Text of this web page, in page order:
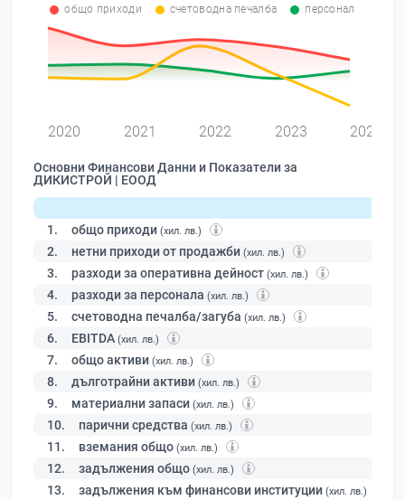
общо приходи счетоводна печалба персонал
2020 2021 2022 2023 2024
Основни Финансови Данни и Показатели за
ДИКИСТРОЙ | ЕООД
1. общо приходи (хил. лв.)
2. нетни приходи от продажби (хил. лв.)
3. разходи за оперативна дейност (хил. лв.)
4. разходи за персонала (хил. лв.)
5. счетоводна печалба/загуба (хил. лв.)
6. EBITDA (хил. лв.)
7. общо активи (хил. лв.)
8. дълготрайни активи (хил. лв.)
9. материални запаси (хил. лв.)
10. парични средства (хил. лв.)
11. вземания общо (хил. лв.)
12. задължения общо (хил. лв.)
13. задължения към финансови институции (хил. лв.)